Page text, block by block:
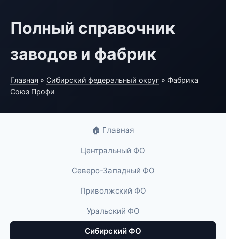
Полный справочник
заводов и фабрик
Главная » Сибирский федеральный округ » Фабрика
Союз Профи
🏠 Главная
Центральный ФО
Северо-Западный ФО
Приволжский ФО
Уральский ФО
Сибирский ФО